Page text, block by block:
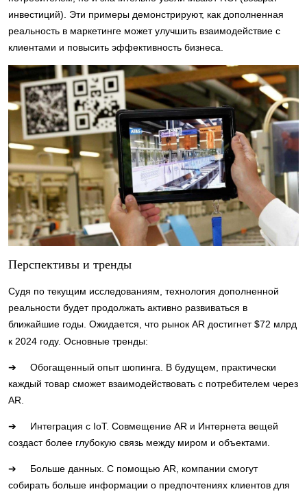
инвестиций). Эти примеры демонстрируют, как дополненная
реальность в маркетинге может улучшить взаимодействие с
клиентами и повысить эффективность бизнеса.
Перспективы и тренды
Судя по текущим исследованиям, технология дополненной
реальности будет продолжать активно развиваться в
ближайшие годы. Ожидается, что рынок AR достигнет $72 млрд
к 2024 году. Основные тренды:
➔ Обогащенный опыт шопинга. В будущем, практически
каждый товар сможет взаимодействовать с потребителем через
AR.
➔ Интеграция с IoT. Совмещение AR и Интернета вещей
создаст более глубокую связь между миром и объектами.
➔ Больше данных. С помощью AR, компании смогут
собирать больше информации о предпочтениях клиентов для